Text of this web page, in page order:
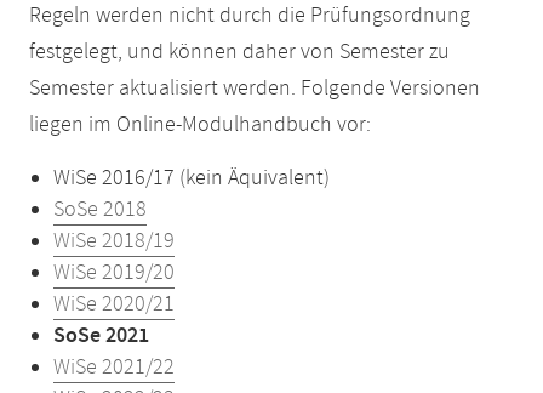
Regeln werden nicht durch die Prüfungsordnung
festgelegt, und können daher von Semester zu
Semester aktualisiert werden. Folgende Versionen
liegen im Online-Modulhandbuch vor:
WiSe 2016/17 (kein Äquivalent)
SoSe 2018
WiSe 2018/19
WiSe 2019/20
WiSe 2020/21
SoSe 2021
WiSe 2021/22